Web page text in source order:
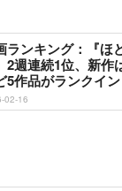
ランキング：『ほ
2週連続1位、新作
5作品がランクイン
02-16